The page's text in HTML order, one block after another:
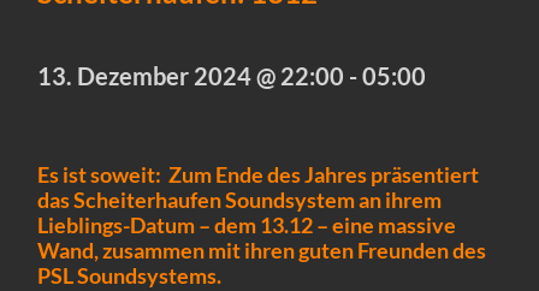
13. Dezember 2024 @ 22:00 -05:00
Es ist soweit: Zum Ende des Jahres präsentiert
das Scheiterhaufen Soundsystem an ihrem
Lieblings-Datum – dem 13.12 – eine massive
Wand, zusammen mit ihren guten Freunden des
PSL Soundsystems.